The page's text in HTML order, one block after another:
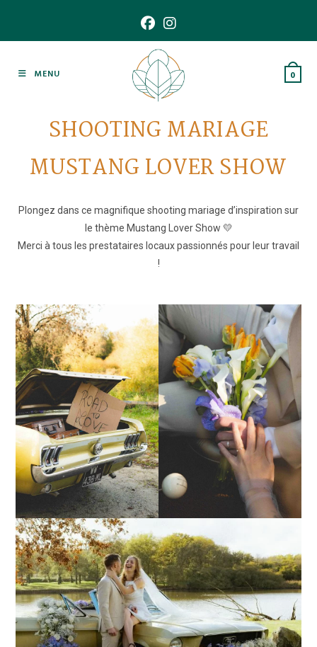
content
MENU 0
SHOOTING MARIAGE
MUSTANG LOVER SHOW
Plongez dans ce magnifique shooting mariage d’inspiration sur
le thème Mustang Lover Show 💛
Merci à tous les prestataires locaux passionnés pour leur travail
!